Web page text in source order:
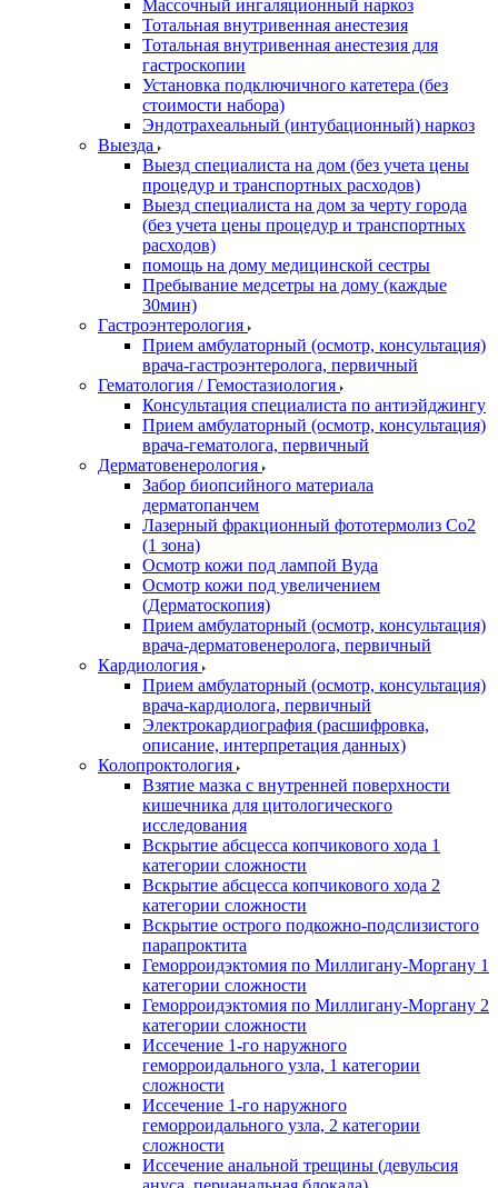
Массочный ингаляционный наркоз
Тотальная внутривенная анестезия
Тотальная внутривенная анестезия для
гастроскопии
Установка подключичного катетера (без
стоимости набора)
Эндотрахеальный (интубационный) наркоз
Выезда
Выезд специалиста на дом (без учета цены
процедур и транспортных расходов)
Выезд специалиста на дом за черту города
(без учета цены процедур и транспортных
расходов)
помощь на дому медицинской сестры
Пребывание медсетры на дому (каждые
30мин)
Гастроэнтерология
Прием амбулаторный (осмотр, консультация)
врача-гастроэнтеролога, первичный
Гематология / Гемостазиология
Консультация специалиста по антиэйджингу
Прием амбулаторный (осмотр, консультация)
врача-гематолога, первичный
Дерматовенерология
Забор биопсийного материала
дерматопанчем
Лазерный фракционный фототермолиз Со2
(1 зона)
Осмотр кожи под лампой Вуда
Осмотр кожи под увеличением
(Дерматоскопия)
Прием амбулаторный (осмотр, консультация)
врача-дерматовенеролога, первичный
Кардиология
Прием амбулаторный (осмотр, консультация)
врача-кардиолога, первичный
Электрокардиография (расшифровка,
описание, интерпретация данных)
Колопроктология
Взятие мазка с внутренней поверхности
кишечника для цитологического
исследования
Вскрытие абсцесса копчикового хода 1
категории сложности
Вскрытие абсцесса копчикового хода 2
категории сложности
Вскрытие острого подкожно-подслизистого
парапроктита
Геморроидэктомия по Миллигану-Моргану 1
категории сложности
Геморроидэктомия по Миллигану-Моргану 2
категории сложности
Иссечение 1-го наружного
геморроидального узла, 1 категории
сложности
Иссечение 1-го наружного
геморроидального узла, 2 категории
сложности
Иссечение анальной трещины (девульсия